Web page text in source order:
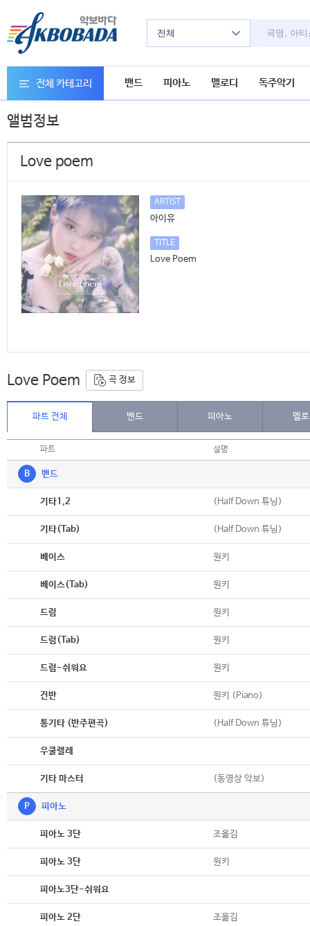
전체
전체 카테고리 밴드 피아노 멜로디 독주악기
앨범정보
Love poem
ARTIST
아이유
TITLE
Love Poem
Love Poem 곡 정보
파트 전체 밴드 피아노 멜
파트 설명
B 밴드
기타1,2 (Half Down 튜닝)
기타(Tab) (Half Down 튜닝)
베이스 원키
베이스(Tab) 원키
드럼 원키
드럼(Tab) 원키
드럼-쉬워요 원키
건반 원키 (Piano)
통기타 (반주편곡) (Half Down 튜닝)
우쿨렐레
기타 마스터 (동영상 악보)
P 피아노
피아노 3단 조옮김
피아노 3단 원키
피아노3단-쉬워요
피아노 2단 조옮김